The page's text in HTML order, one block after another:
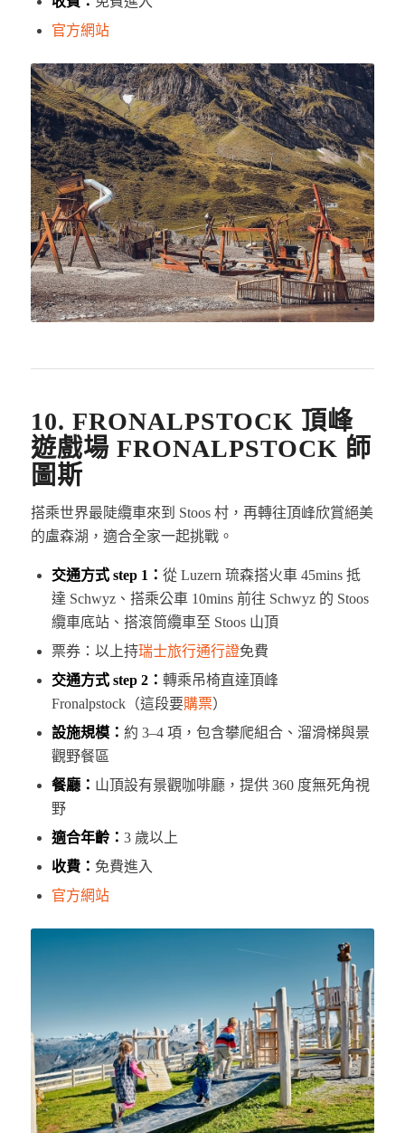
官方網站
10. FRONALPSTOCK 頂峰
遊戲場 FRONALPSTOCK 師
圖斯
搭乘世界最陡纜車來到 Stoos 村，再轉往頂峰欣賞絕美
的盧森湖，適合全家一起挑戰。
交通方式 step 1： 從 Luzern 琉森搭火車 45mins 抵
達 Schwyz、搭乘公車 10mins 前往 Schwyz 的 Stoos
纜車底站、搭滾筒纜車至 Stoos 山頂
票券：以上持瑞士旅行通行證免費
交通方式 step 2： 轉乘吊椅直達頂峰
Fronalpstock（這段要購票）
設施規模： 約 3–4 項，包含攀爬組合、溜滑梯與景
觀野餐區
餐廳： 山頂設有景觀咖啡廳，提供 360 度無死角視
野
適合年齡： 3 歲以上
收費： 免費進入
官方網站